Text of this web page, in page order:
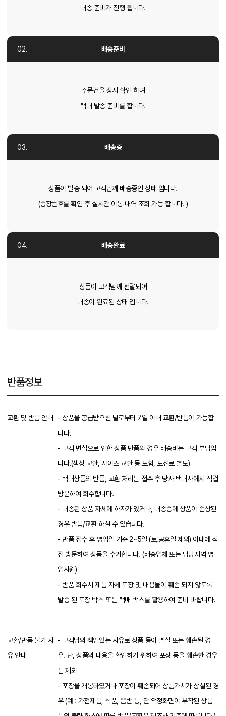
배송 준비가 진행 됩니다.
배송준비
주문건을 상시 확인 하며
택배 발송 준비를 합니다.
배송중
상품이 발송 되어 고객님께 배송중인 상태 입니다.
(송장번호를 확인 후 실시간 이동 내역 조회 가능 합니다. )
배송완료
상품이 고객님께 전달되어
배송이 완료된 상태 입니다.
반품정보
교환 및 반품 안내
- 상품을 공급받으신 날로부터 7일 이내 교환/반품이 가능합
니다.
- 고객 변심으로 인한 상품 반품의 경우 배송비는 고객 부담입
니다.(색상 교환, 사이즈 교환 등 포함, 도선료 별도)
- 택배상품의 반품, 교환 처리는 접수 후 당사 택배사에서 직겁
방문하여 회수합니다.
- 배송된 상품 자체에 하자가 있거나, 배송중에 상품이 손상된
경우 반품/교환 하실 수 있습니다.
- 반품 접수 후 영업일 기준 2~5일 (토,공휴일 제외) 이내에 직
접 방문하여 상품을 수거합니다. (배송업체 또는 담당지역 영
업사원)
- 반품 회수시 제품 자체 포장 및 내용물이 훼손 되지 않도록
발송 된 포장 박스 또는 택배 박스를 활용하여 준비 바랍니다.
교환/반품 불가 사
유 안내
- 고객님의 책임있는 사유로 상품 등이 멸실 또는 훼손된 경
우. 단, 상품의 내용을 확인하기 위하여 포장 등을 훼손한 경우
는 제외
- 포장을 개봉하였거나 포장이 훼손되어 상품가치가 상실된 경
우 (예 : 가전제품, 식품, 음반 등, 단 액정화면이 부착된 상품